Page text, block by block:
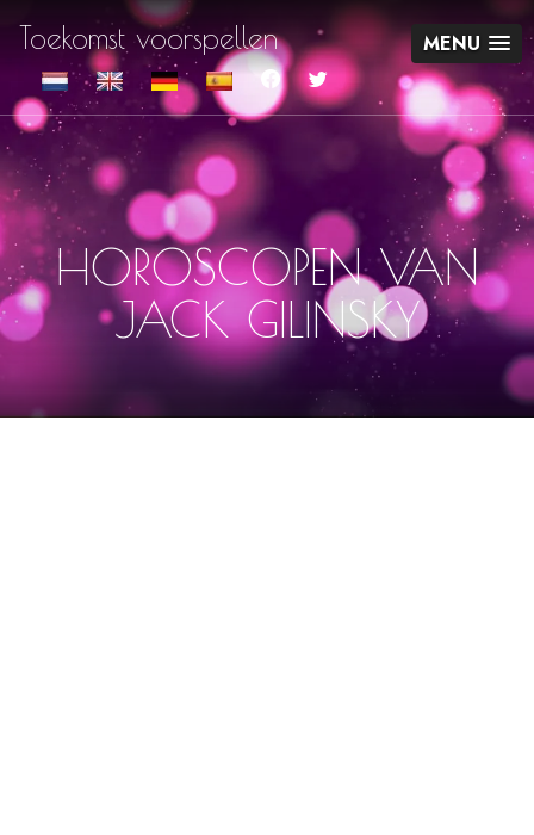
Toekomst voorspellen MENU
HOROSCOPEN VAN
JACK GILINSKY